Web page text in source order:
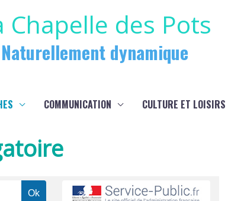
Chapelle des Pots
Naturellement dynamique
COMMUNICATION CULTURE ET LOISIRS